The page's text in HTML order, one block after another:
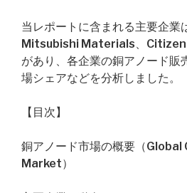
当レポートに含まれる主要企業
Mitsubishi Materials、
があり、各企業の銅アノード販
場シェアなどを分析しました。
【目次】
銅アノード市場の概要（
Market）